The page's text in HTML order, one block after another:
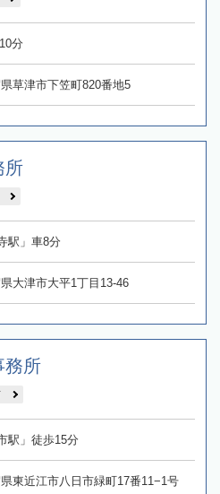
分
草津市下笠町820番地5
所
駅」車8分
大津市大平1丁目13-46
務所
駅」徒歩15分
東近江市八日市緑町17番11−1号